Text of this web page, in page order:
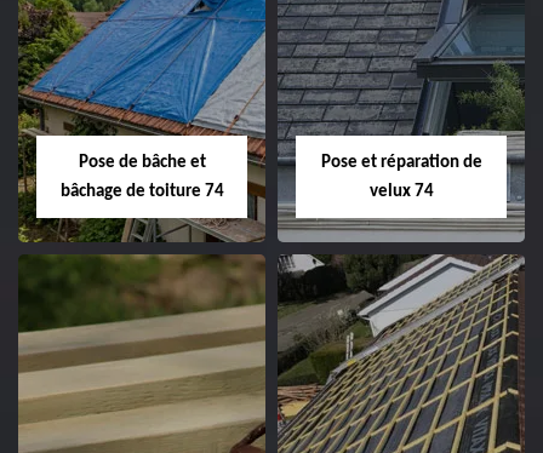
Pose de bâche et
bâchage de toiture 74
Pose et réparation de
velux 74